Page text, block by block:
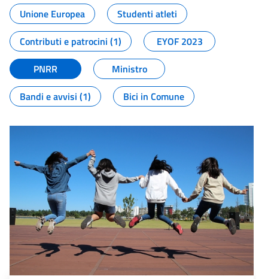
Unione Europea
Studenti atleti
Contributi e patrocini (1)
EYOF 2023
PNRR
Ministro
Bandi e avvisi (1)
Bici in Comune